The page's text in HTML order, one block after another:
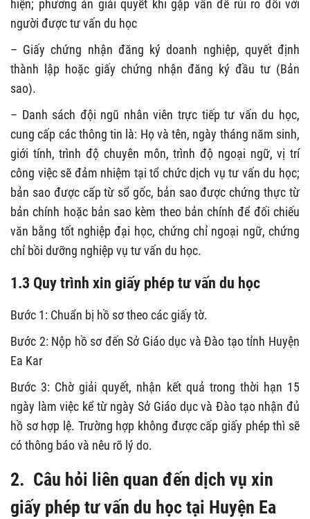
hiện; phương án giải quyết khi gặp vấn đề rủi ro đối với
người được tư vấn du học
– Giấy chứng nhận đăng ký doanh nghiệp, quyết định
thành lập hoặc giấy chứng nhận đăng ký đầu tư (Bản
sao).
– Danh sách đội ngũ nhân viên trực tiếp tư vấn du học,
cung cấp các thông tin là: Họ và tên, ngày tháng năm sinh,
giới tính, trình độ chuyên môn, trình độ ngoại ngữ, vị trí
công việc sẽ đảm nhiệm tại tổ chức dịch vụ tư vấn du học;
bản sao được cấp từ sổ gốc, bản sao được chứng thực từ
bản chính hoặc bản sao kèm theo bản chính để đối chiếu
văn bằng tốt nghiệp đại học, chứng chỉ ngoại ngữ, chứng
chỉ bồi dưỡng nghiệp vụ tư vấn du học.
1.3 Quy trình xin giấy phép tư vấn du học
Bước 1: Chuẩn bị hồ sơ theo các giấy tờ.
Bước 2: Nộp hồ sơ đến Sở Giáo dục và Đào tạo tỉnh Huyện
Ea Kar
Bước 3: Chờ giải quyết, nhận kết quả trong thời hạn 15
ngày làm việc kể từ ngày Sở Giáo dục và Đào tạo nhận đủ
hồ sơ hợp lệ. Trường hợp không được cấp giấy phép thì sẽ
có thông báo và nêu rõ lý do.
2. Câu hỏi liên quan đến dịch vụ xin
giấy phép tư vấn du học tại Huyện Ea